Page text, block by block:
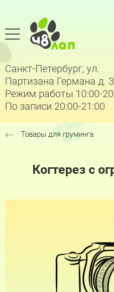
Санкт-Петербург, ул.
Партизана Германа д.
Режим работы 10:00-
По записи 20:00-21:00
Товары для груминга
Когтерез с